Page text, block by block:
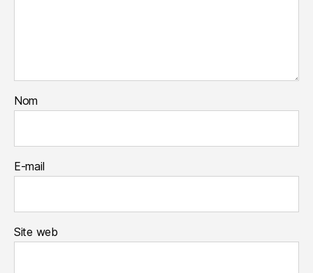
Nom
E-mail
Site web